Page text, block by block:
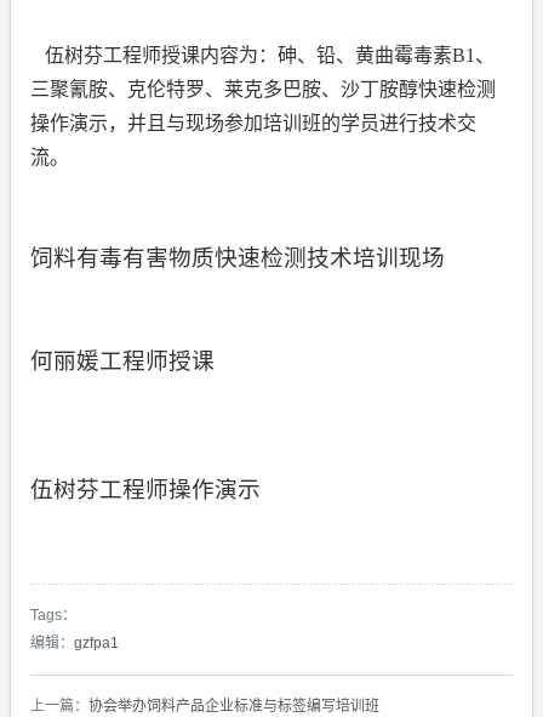
伍树芬工程师授课内容为：砷、铅、黄曲霉毒素B1、
三聚氰胺、克伦特罗、莱克多巴胺、沙丁胺醇快速检测
操作演示，并且与现场参加培训班的学员进行技术交
流。
饲料有毒有害物质快速检测技术培训现场
何丽媛工程师授课
伍树芬工程师操作演示
Tags：
编辑： gzfpa1
上一篇： 协会举办饲料产品企业标准与标签编写培训班